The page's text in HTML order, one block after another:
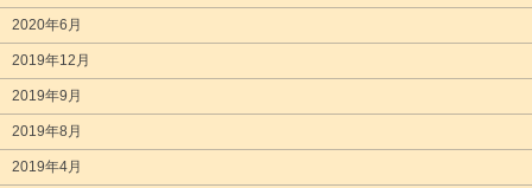
2020年6月
2019年12月
2019年9月
2019年8月
2019年4月